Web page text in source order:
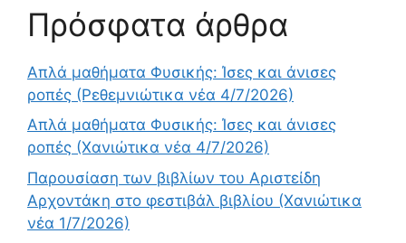
Πρόσφατα άρθρα
Απλά μαθήματα Φυσικής: Ίσες και άνισες
ροπές (Ρεθεμνιώτικα νέα 4/7/2026)
Απλά μαθήματα Φυσικής: Ίσες και άνισες
ροπές (Χανιώτικα νέα 4/7/2026)
Παρουσίαση των βιβλίων του Αριστείδη
Αρχοντάκη στο φεστιβάλ βιβλίου (Χανιώτικα
νέα 1/7/2026)